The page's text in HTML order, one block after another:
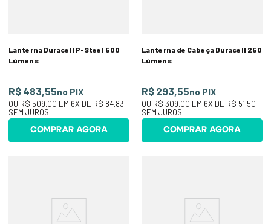
Lanterna Duracell P-Steel 500
Lúmens
R$ 483,55no PIX
OU R$ 509,00 EM 6X DE R$ 84,83
SEM JUROS
COMPRAR AGORA
Lanterna de Cabeça Duracell 250
Lúmens
R$ 293,55no PIX
OU R$ 309,00 EM 6X DE R$ 51,50
SEM JUROS
COMPRAR AGORA